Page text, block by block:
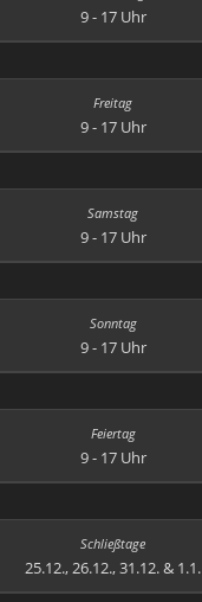
9 - 17 Uhr
9 - 17 Uhr
9 - 17 Uhr
9 - 17 Uhr
9 - 17 Uhr
25.12., 26.12., 31.12. & 1.1.